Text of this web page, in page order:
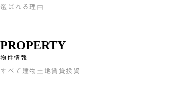
選ばれる理由
PROPERTY
物件情報
すべて 建物 土地賃貸投資